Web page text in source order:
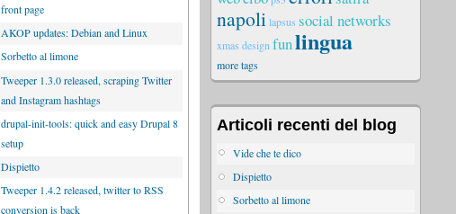
front page
AKOP updates: Debian and Linux
Sorbetto al limone
Tweeper 1.3.0 released, scraping Twitter
and Instagram hashtags
drupal-init-tools: quick and easy Drupal 8
setup
Dispietto
Tweeper 1.4.2 released, twitter to RSS
conversion is back
napolilapsus social networks
xmas design funlingua
more tags
Articoli recenti del blog
Vide che te dico
Dispietto
Sorbetto al limone